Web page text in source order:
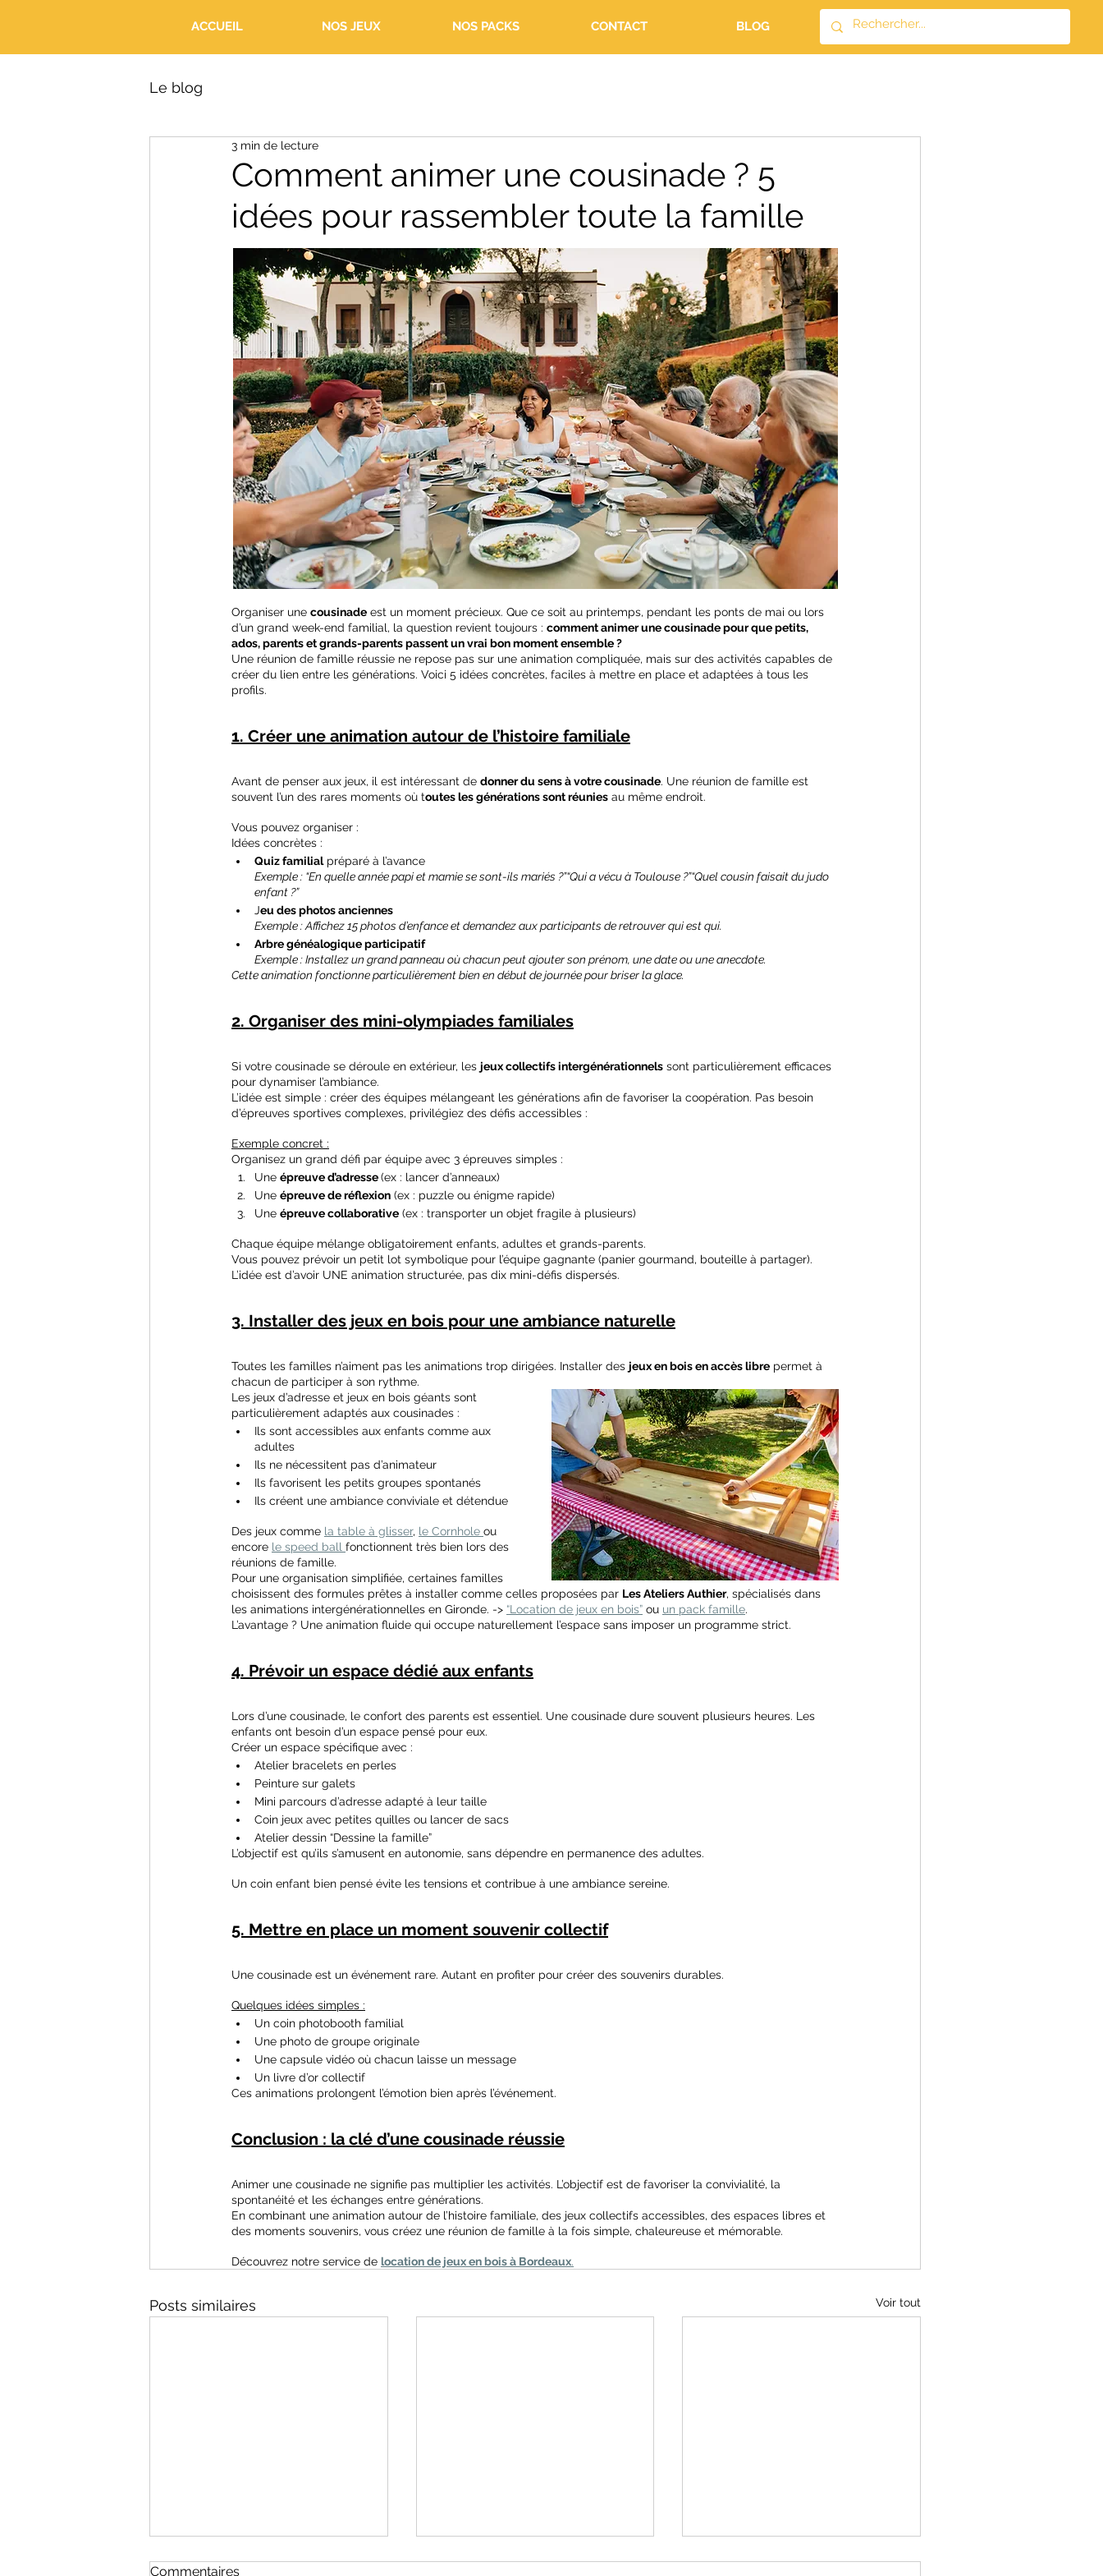
ACCUEIL NOS JEUX NOS PACKS CONTACT BLOG
Le blog
Comment animer une cousinade ? 5
idées pour rassembler toute la famille
3 min de lecture
Organiser une cousinade est un moment précieux. Que ce soit au printemps, pendant les ponts de mai ou lors
d’un grand week-end familial, la question revient toujours : comment animer une cousinade pour que petits,
ados, parents et grands-parents passent un vrai bon moment ensemble ?
Une réunion de famille réussie ne repose pas sur une animation compliquée, mais sur des activités capables de
créer du lien entre les générations. Voici 5 idées concrètes, faciles à mettre en place et adaptées à tous les
profils.
1. Créer une animation autour de l’histoire familiale
Avant de penser aux jeux, il est intéressant de donner du sens à votre cousinade. Une réunion de famille est
souvent l’un des rares moments où toutes les générations sont réunies au même endroit.
Vous pouvez organiser :
Idées concrètes :
Quiz familial préparé à l’avance
Exemple : “En quelle année papi et mamie se sont-ils mariés ?”“Qui a vécu à Toulouse ?”“Quel cousin faisait du judo
enfant ?”
Jeu des photos anciennes
Exemple : Affichez 15 photos d’enfance et demandez aux participants de retrouver qui est qui.
Arbre généalogique participatif
Exemple : Installez un grand panneau où chacun peut ajouter son prénom, une date ou une anecdote.
Cette animation fonctionne particulièrement bien en début de journée pour briser la glace.
2. Organiser des mini-olympiades familiales
Si votre cousinade se déroule en extérieur, les jeux collectifs intergénérationnels sont particulièrement efficaces
pour dynamiser l’ambiance.
L’idée est simple : créer des équipes mélangeant les générations afin de favoriser la coopération. Pas besoin
d’épreuves sportives complexes, privilégiez des défis accessibles :
Exemple concret :
Organisez un grand défi par équipe avec 3 épreuves simples :
Une épreuve d’adresse (ex : lancer d’anneaux)
Une épreuve de réflexion (ex : puzzle ou énigme rapide)
Une épreuve collaborative (ex : transporter un objet fragile à plusieurs)
Chaque équipe mélange obligatoirement enfants, adultes et grands-parents.
Vous pouvez prévoir un petit lot symbolique pour l’équipe gagnante (panier gourmand, bouteille à partager).
L’idée est d’avoir UNE animation structurée, pas dix mini-défis dispersés.
3. Installer des jeux en bois pour une ambiance naturelle
Toutes les familles n’aiment pas les animations trop dirigées. Installer des jeux en bois en accès libre permet à
chacun de participer à son rythme.
Les jeux d’adresse et jeux en bois géants sont
particulièrement adaptés aux cousinades :
Ils sont accessibles aux enfants comme aux
adultes
Ils ne nécessitent pas d’animateur
Ils favorisent les petits groupes spontanés
Ils créent une ambiance conviviale et détendue
Des jeux comme la table à glisser, le Cornhole ou
encore le speed ball fonctionnent très bien lors des
réunions de famille.
Pour une organisation simplifiée, certaines familles
choisissent des formules prêtes à installer comme celles proposées par Les Ateliers Authier, spécialisés dans
les animations intergénérationnelles en Gironde. -> “Location de jeux en bois” ou un pack famille.
L’avantage ? Une animation fluide qui occupe naturellement l’espace sans imposer un programme strict.
4. Prévoir un espace dédié aux enfants
Lors d’une cousinade, le confort des parents est essentiel. Une cousinade dure souvent plusieurs heures. Les
enfants ont besoin d’un espace pensé pour eux.
Créer un espace spécifique avec :
Atelier bracelets en perles
Peinture sur galets
Mini parcours d’adresse adapté à leur taille
Coin jeux avec petites quilles ou lancer de sacs
Atelier dessin “Dessine la famille”
L’objectif est qu’ils s’amusent en autonomie, sans dépendre en permanence des adultes.
Un coin enfant bien pensé évite les tensions et contribue à une ambiance sereine.
5. Mettre en place un moment souvenir collectif
Une cousinade est un événement rare. Autant en profiter pour créer des souvenirs durables.
Quelques idées simples :
Un coin photobooth familial
Une photo de groupe originale
Une capsule vidéo où chacun laisse un message
Un livre d’or collectif
Ces animations prolongent l’émotion bien après l’événement.
Conclusion : la clé d’une cousinade réussie
Animer une cousinade ne signifie pas multiplier les activités. L’objectif est de favoriser la convivialité, la
spontanéité et les échanges entre générations.
En combinant une animation autour de l’histoire familiale, des jeux collectifs accessibles, des espaces libres et
des moments souvenirs, vous créez une réunion de famille à la fois simple, chaleureuse et mémorable.
Découvrez notre service de location de jeux en bois à Bordeaux.
Posts similaires Voir tout
Commentaires